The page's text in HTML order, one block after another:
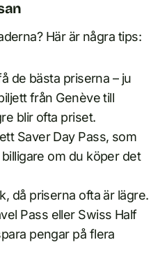
Här är några tips:
de bästa priserna – ju
från Genève till
blir ofta priset.
Saver Day Pass, som
om du köper det
då priserna ofta är lägre.
Pass eller Swiss Half
pengar på flera